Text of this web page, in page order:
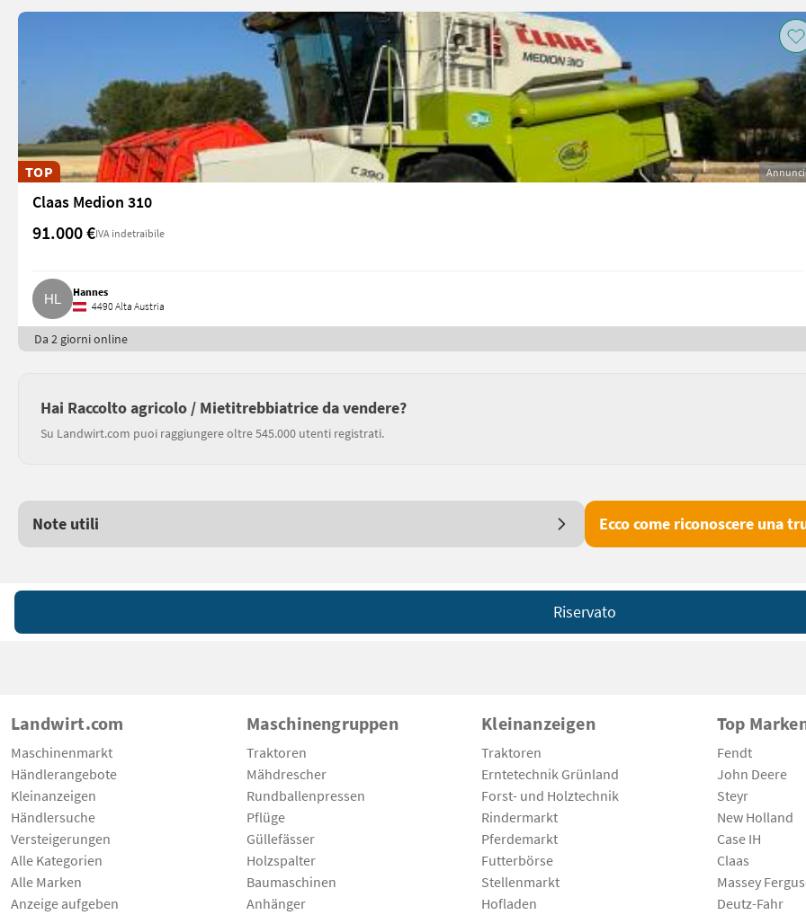
TOP
Claas Medion 310
91.000 €IVA indetraibile
Hannes
4490 Alta Austria
Da 2 giorni online
Hai Raccolto agricolo / Mietitrebbiatrice da vendere?
Su Landwirt.com puoi raggiungere oltre 545.000 utenti registrati.
Note utili Ecco come riconoscere una
Riservato
Landwirt.com
Maschinenmarkt
Händlerangebote
Kleinanzeigen
Händlersuche
Versteigerungen
Alle Kategorien
Alle Marken
Anzeige aufgeben
Maschinengruppen
Traktoren
Mähdrescher
Rundballenpressen
Pflüge
Güllefässer
Holzspalter
Baumaschinen
Anhänger
Kleinanzeigen
Traktoren
Erntetechnik Grünland
Forst- und Holztechnik
Rindermarkt
Pferdemarkt
Futterbörse
Stellenmarkt
Hofladen
Top
Fendt
John Deere
Steyr
New Holland
Case IH
Claas
Massey
Deutz-Fahr